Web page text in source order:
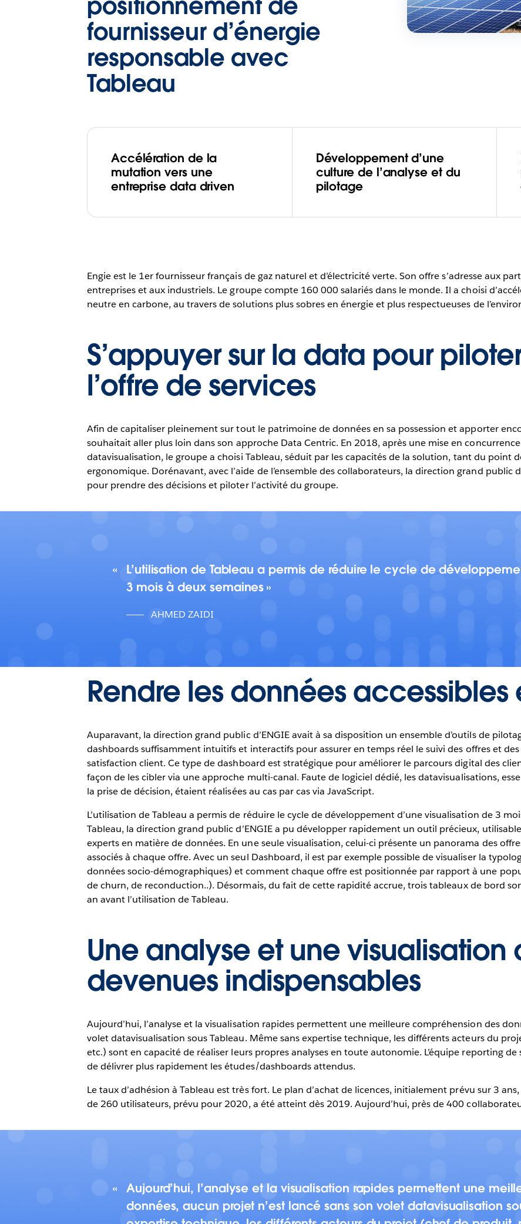
fournisseur d’énergie
responsable avec
Tableau
Accélération de la
mutation vers une
entreprise data driven
Développement d’une
culture de l’analyse et du
pilotage
Engie est le 1er fournisseur français de gaz naturel et d’électricité verte. Son offre s’adresse aux
entreprises et aux industriels. Le groupe compte 160 000 salariés dans le monde. Il a choisi
neutre en carbone, au travers de solutions plus sobres en énergie et plus respectueuses de
S’appuyer sur la data pour
l’offre de services
Afin de capitaliser pleinement sur tout le patrimoine de données en sa possession et apporter
souhaitait aller plus loin dans son approche Data Centric. En 2018, après une mise en
datavisualisation, le groupe a choisi Tableau, séduit par les capacités de la solution, tant du point
ergonomique. Dorénavant, avec l’aide de l’ensemble des collaborateurs, la direction grand public
pour prendre des décisions et piloter l’activité du groupe.
L’utilisation de Tableau a permis de réduire le cycle de
3 mois à deux semaines
AHMED ZAIDI
Rendre les données accessibles
Auparavant, la direction grand public d’ENGIE avait à sa disposition un ensemble d’outils de
dashboards suffisamment intuitifs et interactifs pour assurer en temps réel le suivi des offres et
satisfaction client. Ce type de dashboard est stratégique pour améliorer le parcours digital des
façon de les cibler via une approche multi-canal. Faute de logiciel dédié, les datavisualisations,
la prise de décision, étaient réalisées au cas par cas via JavaScript.
L’utilisation de Tableau a permis de réduire le cycle de développement d’une visualisation de 3
Tableau, la direction grand public d’ENGIE a pu développer rapidement un outil précieux,
experts en matière de données. En une seule visualisation, celui-ci présente un panorama des
associés à chaque offre. Avec un seul Dashboard, il est par exemple possible de visualiser la
données socio-démographiques) et comment chaque offre est positionnée par rapport à une
de churn, de reconduction..). Désormais, du fait de cette rapidité accrue, trois tableaux de bord
an avant l’utilisation de Tableau.
Une analyse et une visualisation
devenues indispensables
Aujourd’hui, l’analyse et la visualisation rapides permettent une meilleure compréhension des
volet datavisualisation sous Tableau. Même sans expertise technique, les différents acteurs du
etc.) sont en capacité de réaliser leurs propres analyses en toute autonomie. L’équipe reporting
de délivrer plus rapidement les études/dashboards attendus.
Le taux d’adhésion à Tableau est très fort. Le plan d’achat de licences, initialement prévu sur 3
de 260 utilisateurs, prévu pour 2020, a été atteint dès 2019. Aujourd’hui, près de 400
Aujourd’hui, l’analyse et la visualisation rapides permettent une
données, aucun projet n’est lancé sans son volet datavisualisation